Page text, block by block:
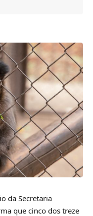
da Secretaria
que cinco dos treze